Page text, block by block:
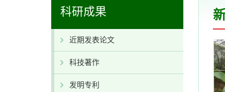
科研成果
近期发表论文
科技著作
发明专利